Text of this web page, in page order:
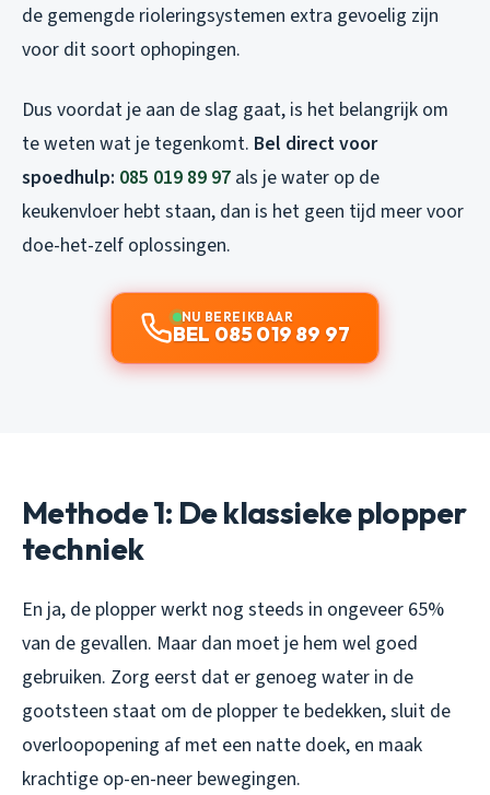
de gemengde rioleringsystemen extra gevoelig zijn
voor dit soort ophopingen.
Dus voordat je aan de slag gaat, is het belangrijk om
te weten wat je tegenkomt. Bel direct voor
spoedhulp: 085 019 89 97 als je water op de
keukenvloer hebt staan, dan is het geen tijd meer voor
doe-het-zelf oplossingen.
NU BEREIKBAAR
BEL 085 019 89 97
Methode 1: De klassieke plopper
techniek
En ja, de plopper werkt nog steeds in ongeveer 65%
van de gevallen. Maar dan moet je hem wel goed
gebruiken. Zorg eerst dat er genoeg water in de
gootsteen staat om de plopper te bedekken, sluit de
overloopopening af met een natte doek, en maak
krachtige op-en-neer bewegingen.